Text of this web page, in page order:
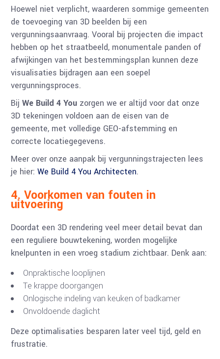
Hoewel niet verplicht, waarderen sommige gemeenten
de toevoeging van 3D beelden bij een
vergunningsaanvraag. Vooral bij projecten die impact
hebben op het straatbeeld, monumentale panden of
afwijkingen van het bestemmingsplan kunnen deze
visualisaties bijdragen aan een soepel
vergunningsproces.
BijWe Build 4 You zorgen we er altijd voor dat onze
3D tekeningen voldoen aan de eisen van de
gemeente, met volledige GEO-afstemming en
correcte locatiegegevens.
Meer over onze aanpak bij vergunningstrajecten lees
je hier:We Build 4 You Architecten.
4. Voorkomen van fouten in
uitvoering
Doordat een 3D rendering veel meer detail bevat dan
een reguliere bouwtekening, worden mogelijke
knelpunten in een vroeg stadium zichtbaar. Denk aan:
Onpraktische looplijnen
Te krappe doorgangen
Onlogische indeling van keuken of badkamer
Onvoldoende daglicht
Deze optimalisaties besparen later veel tijd, geld en
frustratie.